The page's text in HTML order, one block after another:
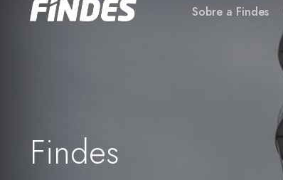
Sobre a Findes
Findes